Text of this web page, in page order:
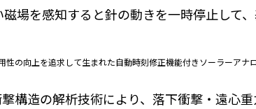
場を感知すると針の動きを一時停止して
の向上を追求して生まれた自動時刻修正機能付きソーラーアナロ
構造の解析技術により、落下衝撃・遠心